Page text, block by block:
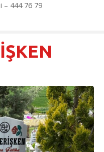
– 444 76 79